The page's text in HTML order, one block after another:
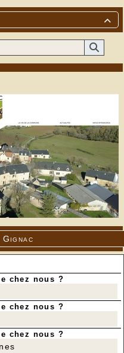

chez nous ?
chez nous ?
chez nous ?